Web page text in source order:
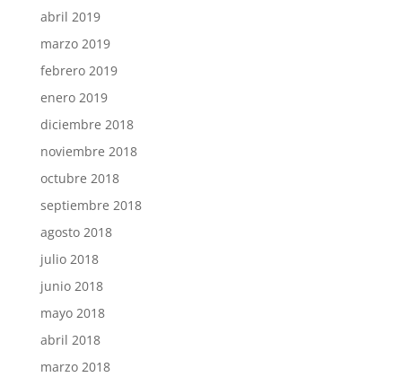
abril 2019
marzo 2019
febrero 2019
enero 2019
diciembre 2018
noviembre 2018
octubre 2018
septiembre 2018
agosto 2018
julio 2018
junio 2018
mayo 2018
abril 2018
marzo 2018